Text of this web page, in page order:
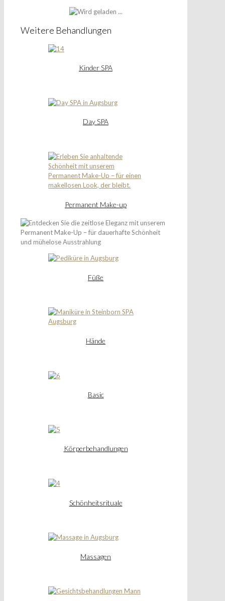
Weitere Behandlungen
Kinder SPA
Day SPA
Permanent Make-up
Füße
Hände
Basic
Körperbehandlungen
Schönheitsrituale
Massagen